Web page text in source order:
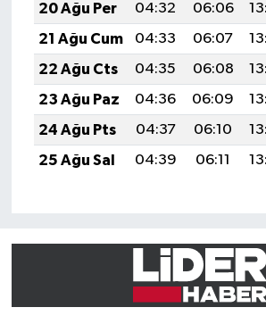
20 Ağu Per
04:32 06:06
21 Ağu Cum
04:33 06:07
22 Ağu Cts
04:35 06:08
23 Ağu Paz
04:36 06:09
24 Ağu Pts
04:37 06:10
25 Ağu Sal
04:39 06:11